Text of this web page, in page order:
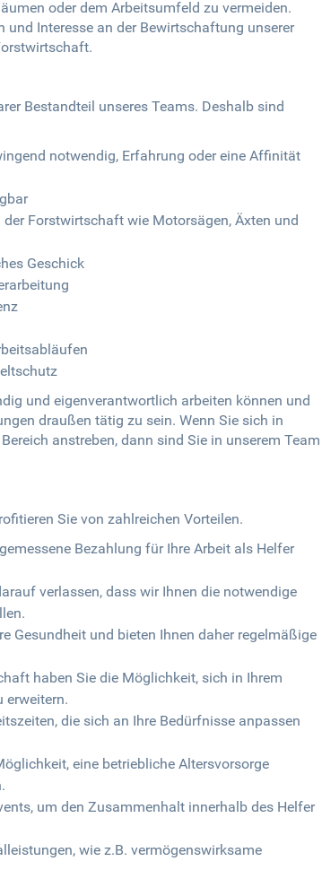
oder dem Arbeitsumfeld zu vermeiden.
und Interesse an der Bewirtschaftung unserer
Bestandteil unseres Teams. Deshalb sind
notwendig, Erfahrung oder eine Affinität
Forstwirtschaft wie Motorsägen, Äxten und
Geschick
und eigenverantwortlich arbeiten können und
draußen tätig zu sein. Wenn Sie sich in
anstreben, dann sind Sie in unserem Team
Sie von zahlreichen Vorteilen.
Bezahlung für Ihre Arbeit als Helfer
verlassen, dass wir Ihnen die notwendige
Gesundheit und bieten Ihnen daher regelmäßige
haben Sie die Möglichkeit, sich in Ihrem
erweitern.
die sich an Ihre Bedürfnisse anpassen
eine betriebliche Altersvorsorge
um den Zusammenhalt innerhalb des Helfer
wie z.B. vermögenswirksame